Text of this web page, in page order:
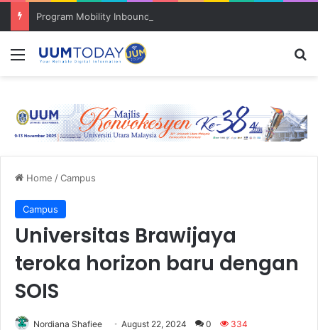
Menu
Home /Campus
Campus
Universitas Brawijaya
teroka horizon baru dengan
SOIS
Nordiana Shafiee August 22, 2024 0 334